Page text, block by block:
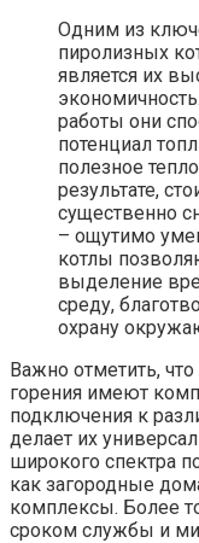
Одним из
пиролизных
является их
работы они
потенциал
полезное
результате,
существенно
– ощутимо
котлы
выделение
среду,
охрану
Важно отметить,
горения имеют
подключения к
делает их
широкого спектра
как загородные
комплексы. Более
сроком службы и